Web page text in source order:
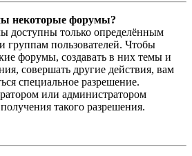
некоторые форумы?
доступны только определённым
группам пользователей. Чтобы
форумы, создавать в них темы и
совершать другие действия, вам
специальное разрешение.
или администратором
такого разрешения.